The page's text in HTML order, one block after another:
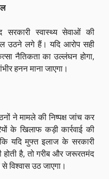
स्वास्थ्य सेवाओं की
उठने लगे हैं। यदि आरोप सही
नैतिकता का उल्लंघन होगा,
हनन माना जाएगा।
ने मामले की निष्पक्ष जांच कर
के खिलाफ कड़ी कार्रवाई की
यदि मुफ्त इलाज के सरकारी
है, तो गरीब और जरूरतमंद
विश्वास उठ जाएगा।